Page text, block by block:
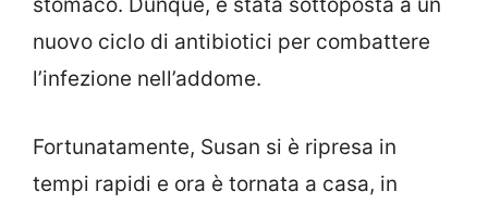
stomaco. Dunque, è stata sottoposta a un
nuovo ciclo di antibiotici per combattere
l’infezione nell’addome.
Fortunatamente, Susan si è ripresa in
tempi rapidi e ora è tornata a casa, in